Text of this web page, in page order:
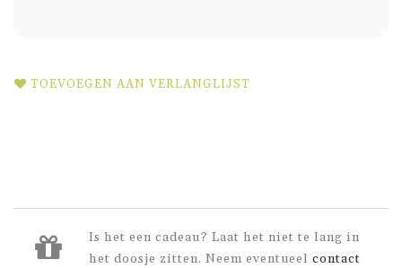
TOEVOEGEN AAN VERLANGLIJST
Is het een cadeau? Laat het niet te lang in
het doosje zitten. Neem eventueel contact